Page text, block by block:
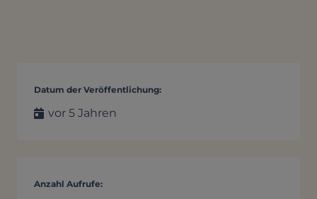
Datum der Veröffentlichung:
vor 5 Jahren
Anzahl Aufrufe: